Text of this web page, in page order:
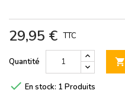
29,95 € TTC
Quantité 
 En stock: 1 Produits